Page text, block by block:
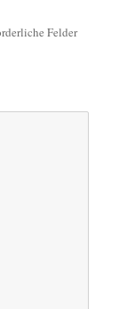
Felder